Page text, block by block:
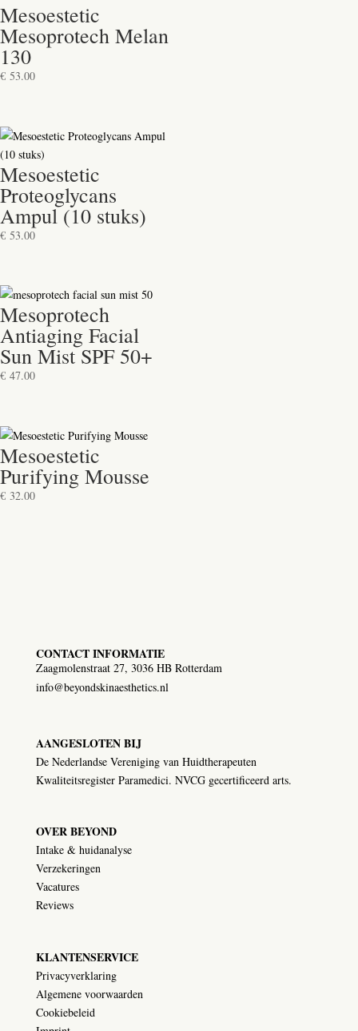
Mesoestetic
Mesoprotech Melan
130
€ 53.00
Mesoestetic
Proteoglycans
Ampul (10 stuks)
€ 53.00
Mesoprotech
Antiaging Facial
Sun Mist SPF 50+
€ 47.00
Mesoestetic
Purifying Mousse
€ 32.00
CONTACT INFORMATIE
Zaagmolenstraat 27, 3036 HB Rotterdam
info@beyondskinaesthetics.nl
AANGESLOTEN BIJ
De Nederlandse Vereniging van Huidtherapeuten
Kwaliteitsregister Paramedici. NVCG gecertificeerd arts.
OVER BEYOND
Intake & huidanalyse
Verzekeringen
Vacatures
Reviews
KLANTENSERVICE
Privacyverklaring
Algemene voorwaarden
Cookiebeleid